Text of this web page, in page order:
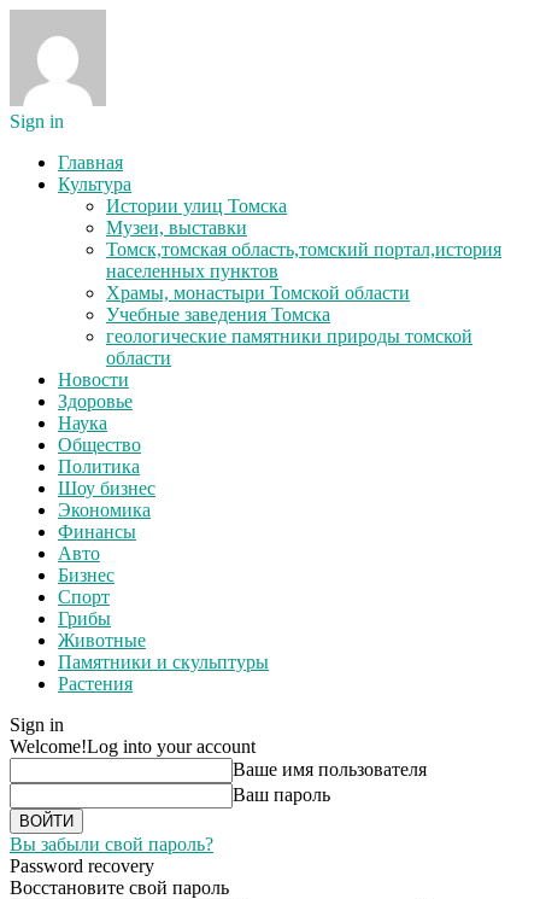
Sign in
Главная
Культура
Истории улиц Томска
Музеи, выставки
Томск,томская область,томский портал,история
населенных пунктов
Храмы, монастыри Томской области
Учебные заведения Томска
геологические памятники природы томской
области
Новости
Здоровье
Наука
Общество
Политика
Шоу бизнес
Экономика
Финансы
Авто
Бизнес
Спорт
Грибы
Животные
Памятники и скульптуры
Растения
Sign in
Welcome!Log into your account
Ваше имя пользователя
Ваш пароль
Вы забыли свой пароль?
Password recovery
Восстановите свой пароль